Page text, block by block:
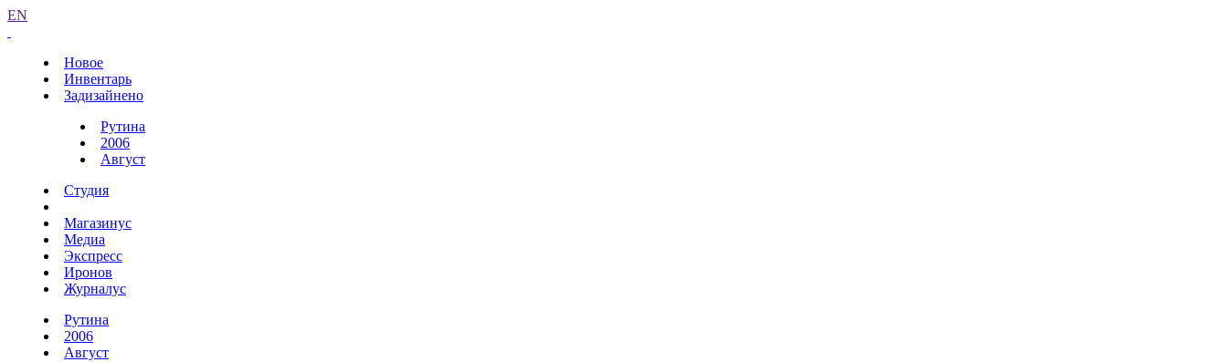
EN
Новое
Инвентарь
Задизайнено
Рутина
2006
Август
Студия
Магазинус
Медиа
Экспресс
Иронов
Журналус
Рутина
2006
Август